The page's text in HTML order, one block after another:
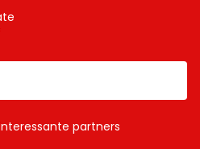
partners